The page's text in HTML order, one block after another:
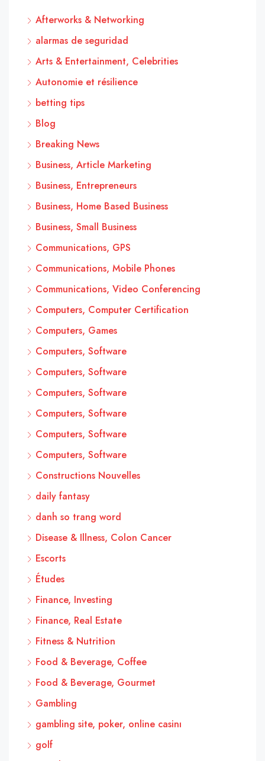
Afterworks & Networking
alarmas de seguridad
Arts & Entertainment, Celebrities
Autonomie et résilience
betting tips
Blog
Breaking News
Business, Article Marketing
Business, Entrepreneurs
Business, Home Based Business
Business, Small Business
Communications, GPS
Communications, Mobile Phones
Communications, Video Conferencing
Computers, Computer Certification
Computers, Games
Computers, Software
Computers, Software
Computers, Software
Computers, Software
Computers, Software
Computers, Software
Constructions Nouvelles
daily fantasy
danh so trang word
Disease & Illness, Colon Cancer
Escorts
Études
Finance, Investing
Finance, Real Estate
Fitness & Nutrition
Food & Beverage, Coffee
Food & Beverage, Gourmet
Gambling
gambling site, poker, online casinı
golf